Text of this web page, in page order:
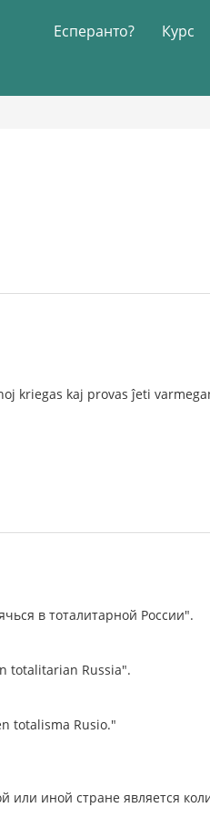
Есперанто? Курс
kriegas kaj provas ĵeti
в тоталитарной России".
totalitarian Russia".
totalisma Rusio."
иной стране является